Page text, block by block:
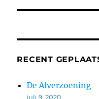
RECENT
De Alverzoening
juli 9, 2020